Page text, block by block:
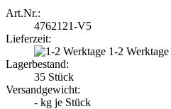
Art.Nr.:
4762121-V5
Lieferzeit:
1-2 Werktage
Lagerbestand:
35 Stück
Versandgewicht:
- kg je Stück